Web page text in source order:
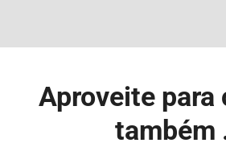
Aproveite para
também